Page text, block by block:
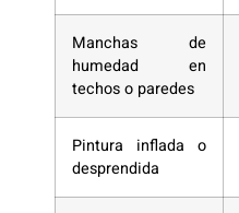
Manchas de
humedad en
techos o paredes
Pintura inflada o
desprendida